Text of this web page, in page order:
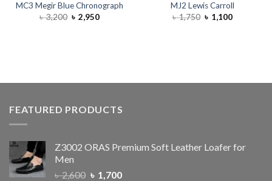
MC3 Megir Blue Chronograph
৳3,200 ৳ 2,950
MJ2 Lewis Carroll
৳1,750 ৳ 1,100
FEATURED PRODUCTS
Z3002 ORAS Premium Soft Leather Loafer for
Men
৳2,600 ৳ 1,700